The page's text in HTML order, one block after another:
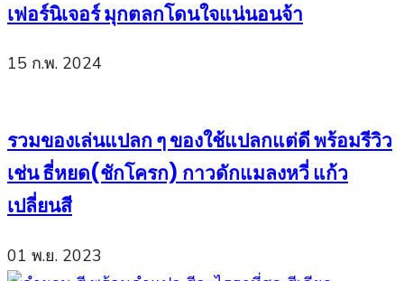
เฟอร์นิเจอร์ มุกตลกโดนใจแน่นอนจ้า
15 ก.พ. 2024
รวมของเล่นแปลก ๆ ของใช้แปลกแต่ดี พร้อมรีวิว
เช่น ธี่หยด(ชักโครก) กาวดักแมลงหวี่ แก้ว
เปลี่ยนสี
01 พ.ย. 2023